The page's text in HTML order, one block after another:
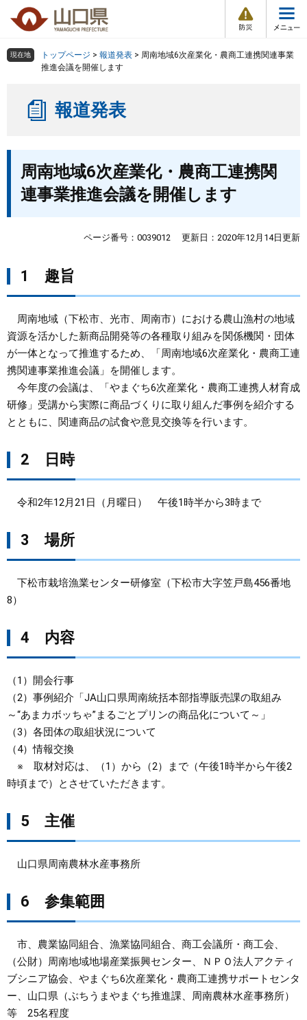
の
ー
情
報
メ
ュ
組織で探す
くらし・環境
しごと・産業・観光
まちづくり
県政情報
検索の仕方 組織で探す
現在地 トップページ > 報道発表 > 周南地域6次産業化・農商工連携関連事業
推進会議を開催します
報道発表
周南地域6次産業化・農商工連携関
連事業推進会議を開催します
ページ番号：0039012 更新日：2020年12月14日更新
1 趣旨
周南地域（下松市、光市、周南市）における農山漁村の地域
資源を活かした新商品開発等の各種取り組みを関係機関・団体
が一体となって推進するため、「周南地域6次産業化・農商工連
携関連事業推進会議」を開催します。
今年度の会議は、「やまぐち6次産業化・農商工連携人材育成
研修」受講から実際に商品づくりに取り組んだ事例を紹介する
とともに、関連商品の試食や意見交換等を行います。
2 日時
令和2年12月21日（月曜日） 午後1時半から3時まで
3 場所
下松市栽培漁業センター研修室（下松市大字笠戸島456番地
8）
4 内容
（1）開会行事
（2）事例紹介「JA山口県周南統括本部指導販売課の取組み
～“あまカボッちゃ”まるごとプリンの商品化について～」
（3）各団体の取組状況について
（4）情報交換
※ 取材対応は、（1）から（2）まで（午後1時半から午後2
時頃まで）とさせていただきます。
5 主催
山口県周南農林水産事務所
6 参集範囲
市、農業協同組合、漁業協同組合、商工会議所・商工会、
（公財）周南地域地場産業振興センター、ＮＰＯ法人アクティ
ブシニア協会、やまぐち6次産業化・農商工連携サポートセンタ
ー、山口県（ぶちうまやまぐち推進課、周南農林水産事務所）
等 25名程度